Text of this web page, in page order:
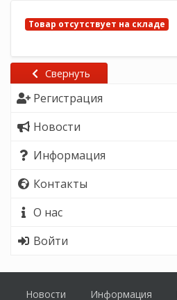
Свернуть
Регистрация
Новости
Информация
Контакты
О нас
Войти
Товар отсутствует на складе
Новости Информация